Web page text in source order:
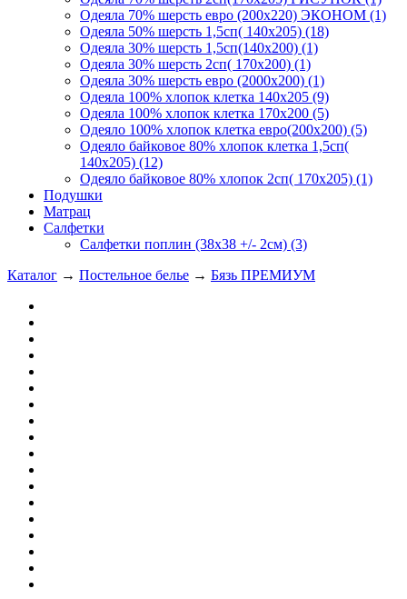
Одеяла 70% шерсть евро (200х220) ЭКОНОМ (1)
Одеяла 50% шерсть 1,5сп( 140х205) (18)
Одеяла 30% шерсть 1,5сп(140х200) (1)
Одеяла 30% шерсть 2сп( 170х200) (1)
Одеяла 30% шерсть евро (2000х200) (1)
Одеяла 100% хлопок клетка 140х205 (9)
Одеяла 100% хлопок клетка 170х200 (5)
Одеяло 100% хлопок клетка евро(200х200) (5)
Одеяло байковое 80% хлопок клетка 1,5сп(
140х205) (12)
Одеяло байковое 80% хлопок 2сп( 170х205) (1)
Подушки
Матрац
Салфетки
Салфетки поплин (38х38 +/- 2см) (3)
Каталог → Постельное белье → Бязь ПРЕМИУМ